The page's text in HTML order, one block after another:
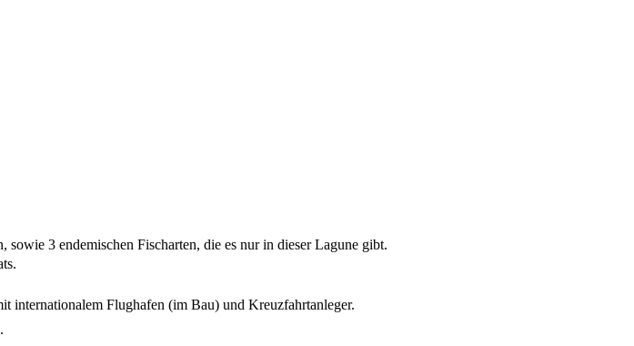
3 endemischen Fischarten, die es nur in dieser Lagune gibt.
internationalem Flughafen (im Bau) und Kreuzfahrtanleger.